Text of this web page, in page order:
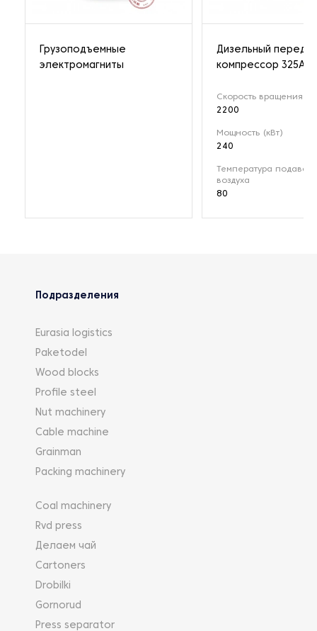
Грузоподъемные
электромагниты
Дизельный
компрессор 325A
Скорость вращения
2200
Мощность (кВт)
240
Температура
воздуха
80
Подразделения
Eurasia logistics
Paketodel
Wood blocks
Profile steel
Nut machinery
Cable machine
Grainman
Packing machinery
Coal machinery
Rvd press
Делаем чай
Cartoners
Drobilki
Gornorud
Press separator